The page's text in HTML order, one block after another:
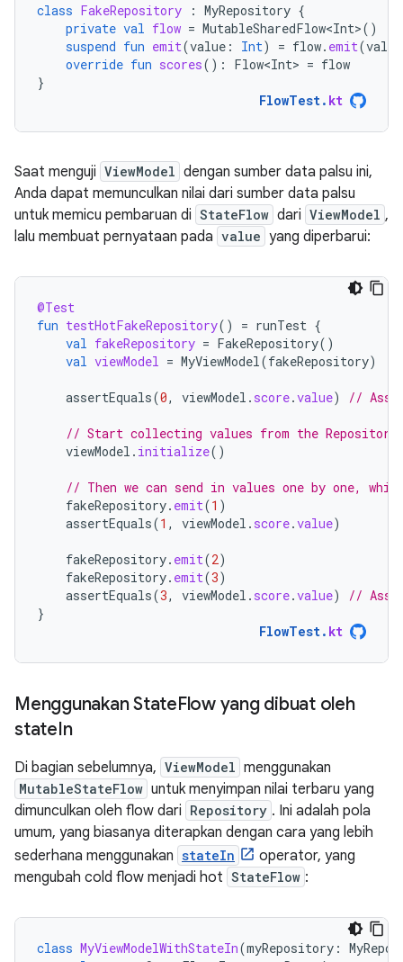
class FakeRepository : MyRepository {
private val flow = MutableSharedFlow<Int>()
suspend fun emit(value : Int) = flow. emit(value
override fun scores(): Flow<Int> = flow
}
FlowTest. kt
Saat menguji ViewModel dengan sumber data palsu ini,
Anda dapat memunculkan nilai dari sumber data palsu
untuk memicu pembaruan di StateFlow dari ViewModel ,
lalu membuat pernyataan pada value yang diperbarui:
@Test
fun testHotFakeRepository() = runTest {
val fakeRepository = FakeRepository()
val viewModel = MyViewModel(fakeRepository)
assertEquals(0, viewModel . score.value) //
// Start collecting values from the Repository
viewModel . initialize()
// Then we can send in values one by one,
fakeRepository. emit(1 )
assertEquals(1 , viewModel . score.value)
fakeRepository. emit(2)
fakeRepository. emit(3)
assertEquals(3, viewModel . score.value)
//
}
FlowTest. kt
Menggunakan StateFlow yang dibuat oleh
stateIn
Di bagian sebelumnya, ViewModel menggunakan
MutableStateFlow untuk menyimpan nilai terbaru yang
dimunculkan oleh flow dari Repository . Ini adalah pola
umum, yang biasanya diterapkan dengan cara yang lebih
sederhana menggunakan stateIn
operator, yang
mengubah cold flow menjadi hot StateFlow :
class MyViewModelWithStateIn(myRepository :